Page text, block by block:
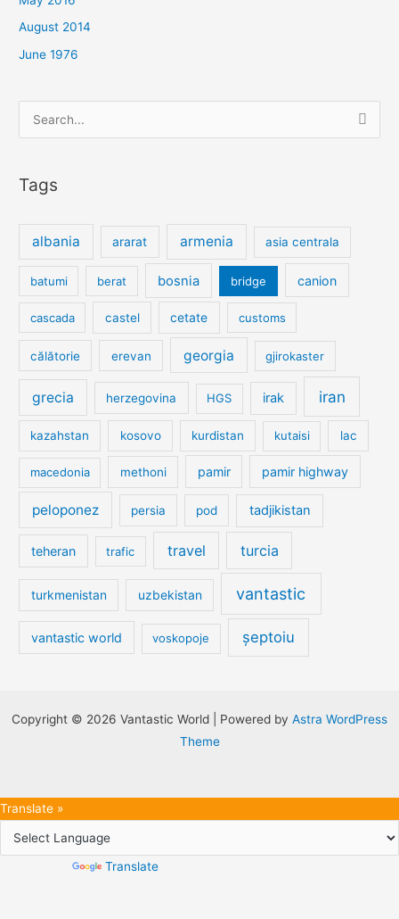
August 2014
June 1976
for:
Tags
albania ararat armenia asia centrala
batumi berat bosnia bridge canion
cascada castel cetate customs
călătorie erevan georgia gjirokaster
grecia herzegovina HGS irak iran
kazahstan kosovo kurdistan kutaisi lac
macedonia methoni pamir pamir highway
peloponez persia pod tadjikistan
teheran trafic travel turcia
turkmenistan uzbekistan vantastic
vantastic world voskopoje șeptoiu
Copyright © 2026 Vantastic World | Powered by Astra WordPress
Theme
Translate »
Translate